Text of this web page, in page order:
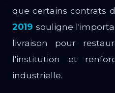
que certains contrats
2019 souligne
livraison pour
l'institution et
industrielle.